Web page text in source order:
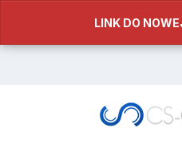
LINK DO